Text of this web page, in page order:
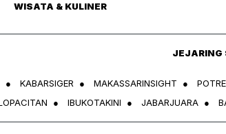
WISATA & KULINER
JEJARING
● KABARSIGER ● MAKASSARINSIGHT ●
● IBUKOTAKINI ● JABARJUARA ●